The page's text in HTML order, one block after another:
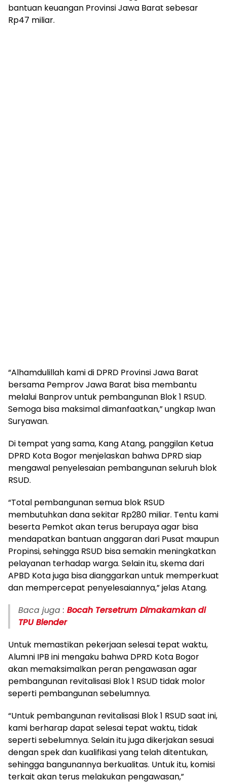
bantuan keuangan Provinsi Jawa Barat sebesar
Rp47 miliar.
“Alhamdulillah kami di DPRD Provinsi Jawa Barat
bersama Pemprov Jawa Barat bisa membantu
melalui Banprov untuk pembangunan Blok 1 RSUD.
Semoga bisa maksimal dimanfaatkan,” ungkap Iwan
Suryawan.
Di tempat yang sama, Kang Atang, panggilan Ketua
DPRD Kota Bogor menjelaskan bahwa DPRD siap
mengawal penyelesaian pembangunan seluruh blok
RSUD.
“Total pembangunan semua blok RSUD
membutuhkan dana sekitar Rp280 miliar. Tentu kami
beserta Pemkot akan terus berupaya agar bisa
mendapatkan bantuan anggaran dari Pusat maupun
Propinsi, sehingga RSUD bisa semakin meningkatkan
pelayanan terhadap warga. Selain itu, skema dari
APBD Kota juga bisa dianggarkan untuk memperkuat
dan mempercepat penyelesaiannya,” jelas Atang.
Baca juga : Bocah Tersetrum Dimakamkan di
TPU Blender
Untuk memastikan pekerjaan selesai tepat waktu,
Alumni IPB ini mengaku bahwa DPRD Kota Bogor
akan memaksimalkan peran pengawasan agar
pembangunan revitalisasi Blok 1 RSUD tidak molor
seperti pembangunan sebelumnya.
“Untuk pembangunan revitalisasi Blok 1 RSUD saat ini,
kami berharap dapat selesai tepat waktu, tidak
seperti sebelumnya. Selain itu juga dikerjakan sesuai
dengan spek dan kualifikasi yang telah ditentukan,
sehingga bangunannya berkualitas. Untuk itu, komisi
terkait akan terus melakukan pengawasan,”